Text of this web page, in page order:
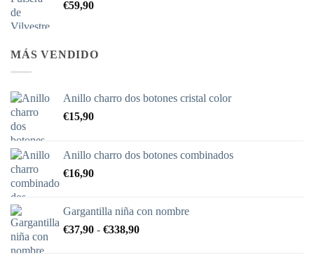
€59,90
MÁS VENDIDO
Anillo charro dos botones cristal color
€15,90
Anillo charro dos botones combinados
€16,90
Gargantilla niña con nombre
€37,90 - €338,90Rango